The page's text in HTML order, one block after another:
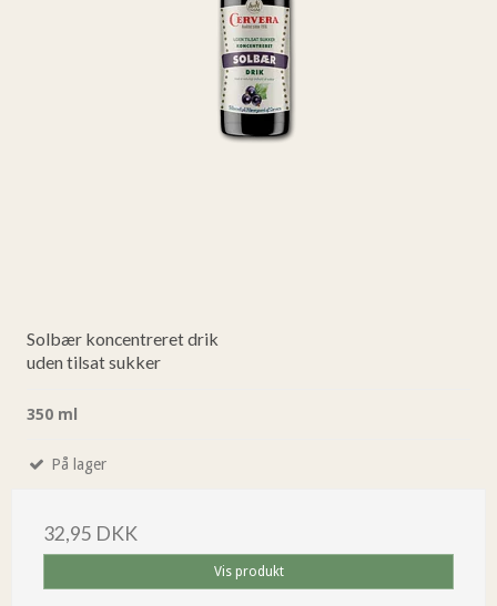
Solbær koncentreret drik
uden tilsat sukker
350 ml
På lager
32,95 DKK
Vis produkt